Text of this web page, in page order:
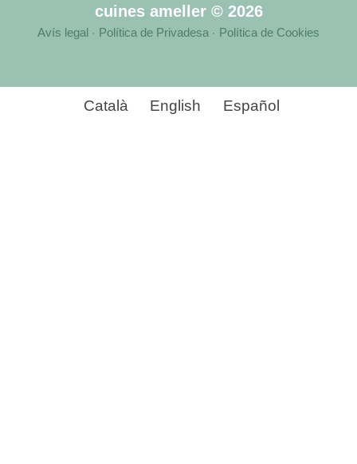
cuines ameller © 2026
Avís legal · Política de Privadesa · Política de Cookies
Català English Español